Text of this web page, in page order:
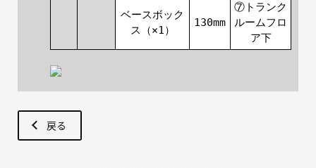
ベースボック
ス（×1）
130mm
⑦トランク
ルームフロ
ア下
戻る